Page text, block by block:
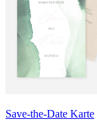
Save-the-Date Karte